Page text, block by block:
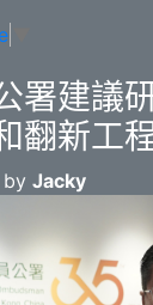
署建議
翻新工
Jacky